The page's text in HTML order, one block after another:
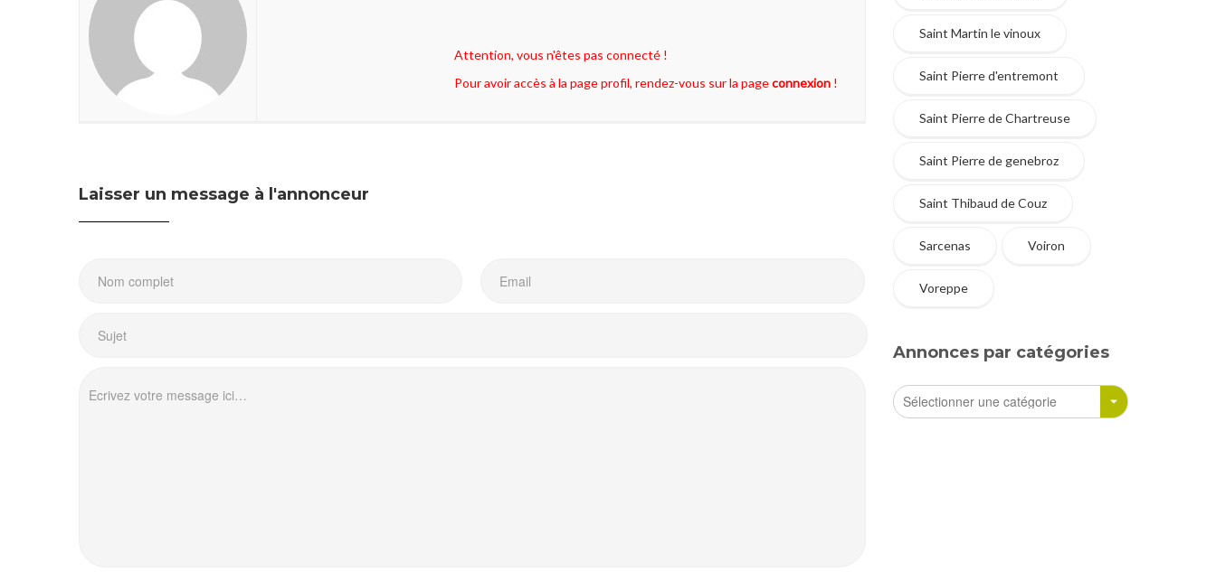
Attention, vous n'êtes pas connecté !
Pour avoir accès à la page profil, rendez-vous sur la pageconnexion !
Laisser un message à l'annonceur
Saint Martin le vinoux
Saint Pierre d'entremont
Saint Pierre de Chartreuse
Saint Pierre de genebroz
Saint Thibaud de Couz
Sarcenas Voiron
Voreppe
Annonces par catégories